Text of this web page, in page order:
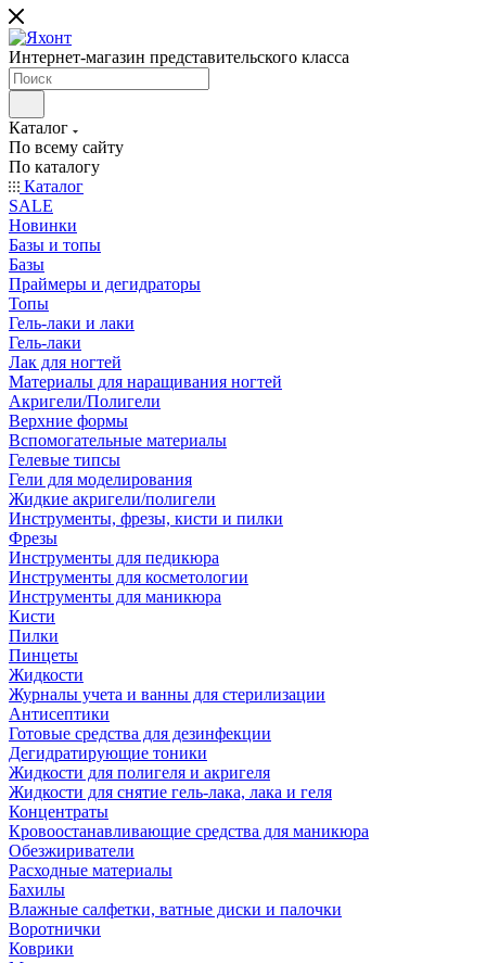
Интернет-магазин представительского класса
Каталог
По всему сайту
По каталогу
Каталог
SALE
Новинки
Базы и топы
Базы
Праймеры и дегидраторы
Топы
Гель-лаки и лаки
Гель-лаки
Лак для ногтей
Материалы для наращивания ногтей
Акригели/Полигели
Верхние формы
Вспомогательные материалы
Гелевые типсы
Гели для моделирования
Жидкие акригели/полигели
Инструменты, фрезы, кисти и пилки
Фрезы
Инструменты для педикюра
Инструменты для косметологии
Инструменты для маникюра
Кисти
Пилки
Пинцеты
Жидкости
Журналы учета и ванны для стерилизации
Антисептики
Готовые средства для дезинфекции
Дегидратирующие тоники
Жидкости для полигеля и акригеля
Жидкости для снятие гель-лака, лака и геля
Концентраты
Кровоостанавливающие средства для маникюра
Обезжириватели
Расходные материалы
Бахилы
Влажные салфетки, ватные диски и палочки
Воротнички
Коврики